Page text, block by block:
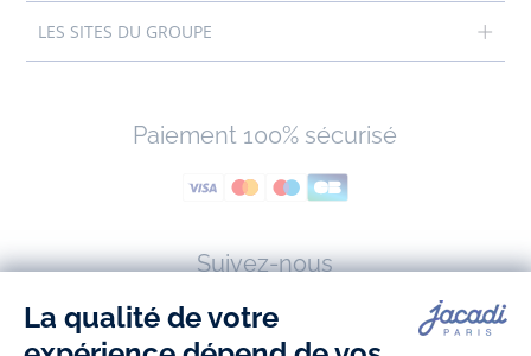
LES SITES DU GROUPE
Paiement 100% sécurisé
Suivez-nous
FacebookTiktok
Youtube